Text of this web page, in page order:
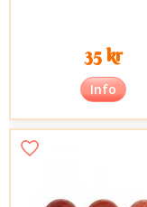
35 kr
Info